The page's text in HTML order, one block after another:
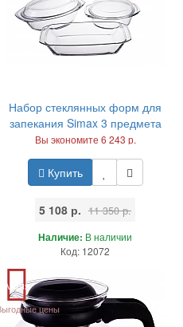
Набор стеклянных форм для
запекания Simax 3 предмета
Вы экономите 6 243 р.
Купить
5 108 р. 11 350 р.
Наличие: В наличии
Код: 12072
Акция
цены